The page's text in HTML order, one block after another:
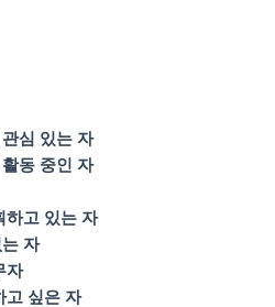
심 있는 자
동 중인 자
하고 있는 자
자
자
고 싶은 자